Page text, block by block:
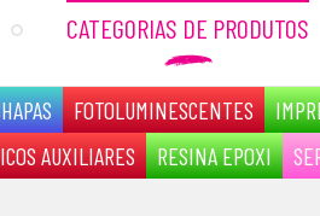
CATEGORIAS DE PRODUTOS
FOTOLUMINESCENTES
AUXILIARES RESINA EPOXI